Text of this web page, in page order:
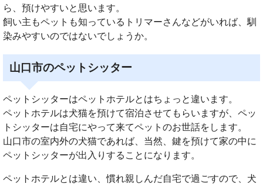
ら、預けやすいと思います。
飼い主もペットも知っているトリマーさんなどがいれば、馴
染みやすいのではないでしょうか。
山口市のペットシッター
ペットシッターはペットホテルとはちょっと違います。
ペットホテルは犬猫を預けて宿泊させてもらいますが、ペッ
トシッターは自宅にやって来てペットのお世話をします。
山口市の室内外の犬猫であれば、当然、鍵を預けて家の中に
ペットシッターが出入りすることになります。
ペットホテルとは違い、慣れ親しんだ自宅で過ごすので、犬